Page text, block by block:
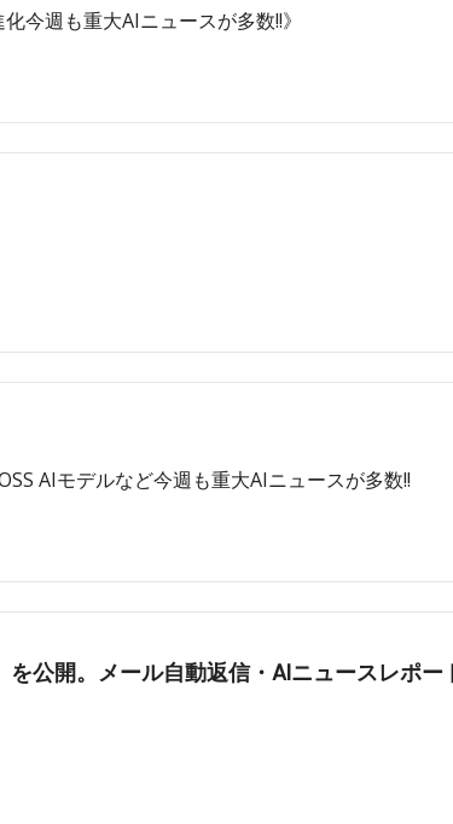
今週も重大AIニュースが多数!!️》
AIモデルなど今週も重大AIニュースが多数!!️
公開。メール自動返信・AIニュースレポー